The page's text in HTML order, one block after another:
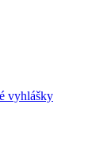
vyhlášky